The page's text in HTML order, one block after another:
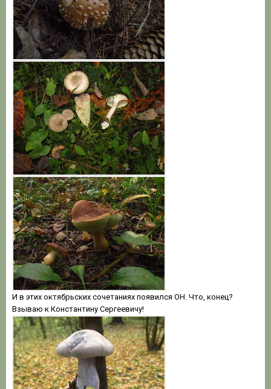
И в этих октябрьских сочетаниях появился ОН. Что, конец?
Взываю к Константину Сергеевичу!